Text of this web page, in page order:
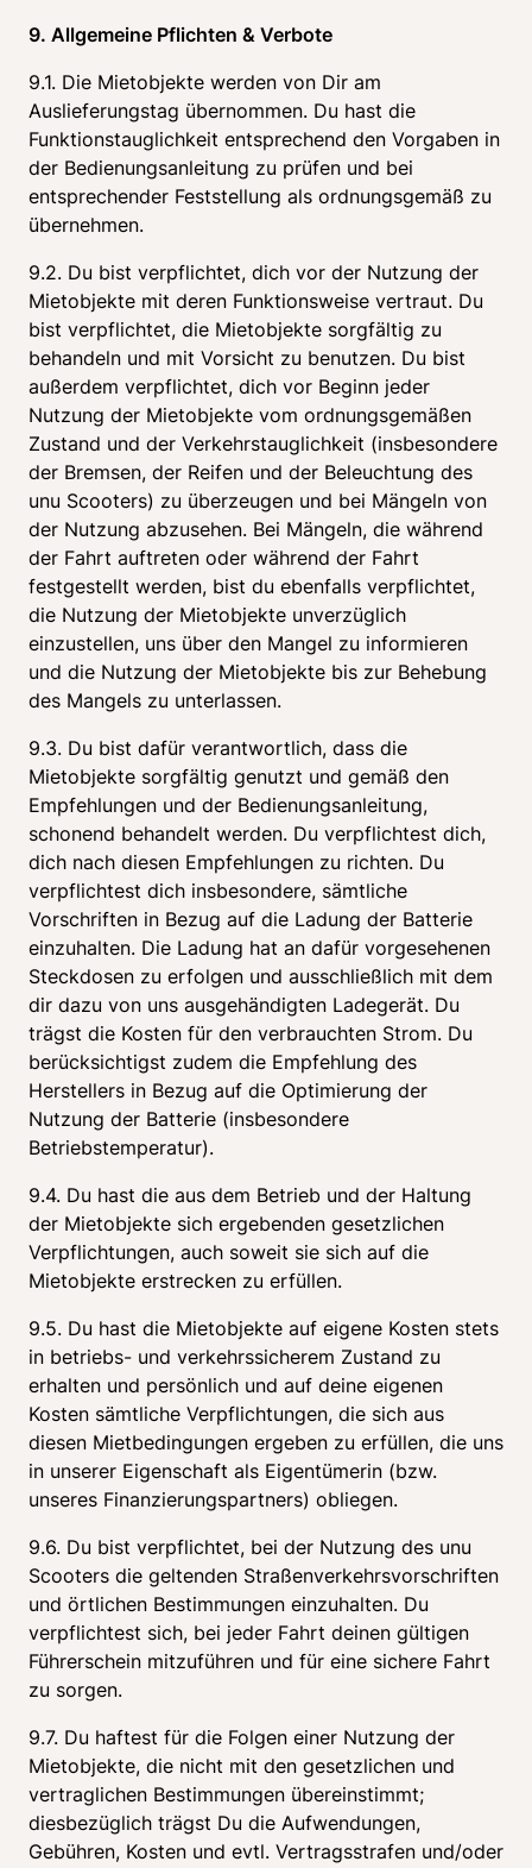
9. Allgemeine Pflichten & Verbote
9.1. Die Mietobjekte werden von Dir am
Auslieferungstag übernommen. Du hast die
Funktionstauglichkeit entsprechend den Vorgaben in
der Bedienungsanleitung zu prüfen und bei
entsprechender Feststellung als ordnungsgemäß zu
übernehmen.
9.2. Du bist verpflichtet, dich vor der Nutzung der
Mietobjekte mit deren Funktionsweise vertraut. Du
bist verpflichtet, die Mietobjekte sorgfältig zu
behandeln und mit Vorsicht zu benutzen. Du bist
außerdem verpflichtet, dich vor Beginn jeder
Nutzung der Mietobjekte vom ordnungsgemäßen
Zustand und der Verkehrstauglichkeit (insbesondere
der Bremsen, der Reifen und der Beleuchtung des
unu Scooters) zu überzeugen und bei Mängeln von
der Nutzung abzusehen. Bei Mängeln, die während
der Fahrt auftreten oder während der Fahrt
festgestellt werden, bist du ebenfalls verpflichtet,
die Nutzung der Mietobjekte unverzüglich
einzustellen, uns über den Mangel zu informieren
und die Nutzung der Mietobjekte bis zur Behebung
des Mangels zu unterlassen.
9.3. Du bist dafür verantwortlich, dass die
Mietobjekte sorgfältig genutzt und gemäß den
Empfehlungen und der Bedienungsanleitung,
schonend behandelt werden. Du verpflichtest dich,
dich nach diesen Empfehlungen zu richten. Du
verpflichtest dich insbesondere, sämtliche
Vorschriften in Bezug auf die Ladung der Batterie
einzuhalten. Die Ladung hat an dafür vorgesehenen
Steckdosen zu erfolgen und ausschließlich mit dem
dir dazu von uns ausgehändigten Ladegerät. Du
trägst die Kosten für den verbrauchten Strom. Du
berücksichtigst zudem die Empfehlung des
Herstellers in Bezug auf die Optimierung der
Nutzung der Batterie (insbesondere
Betriebstemperatur).
9.4. Du hast die aus dem Betrieb und der Haltung
der Mietobjekte sich ergebenden gesetzlichen
Verpflichtungen, auch soweit sie sich auf die
Mietobjekte erstrecken zu erfüllen.
9.5. Du hast die Mietobjekte auf eigene Kosten stets
in betriebs- und verkehrssicherem Zustand zu
erhalten und persönlich und auf deine eigenen
Kosten sämtliche Verpflichtungen, die sich aus
diesen Mietbedingungen ergeben zu erfüllen, die uns
in unserer Eigenschaft als Eigentümerin (bzw.
unseres Finanzierungspartners) obliegen.
9.6. Du bist verpflichtet, bei der Nutzung des unu
Scooters die geltenden Straßenverkehrsvorschriften
und örtlichen Bestimmungen einzuhalten. Du
verpflichtest sich, bei jeder Fahrt deinen gültigen
Führerschein mitzuführen und für eine sichere Fahrt
zu sorgen.
9.7. Du haftest für die Folgen einer Nutzung der
Mietobjekte, die nicht mit den gesetzlichen und
vertraglichen Bestimmungen übereinstimmt;
diesbezüglich trägst Du die Aufwendungen,
Gebühren, Kosten und evtl. Vertragsstrafen und/oder